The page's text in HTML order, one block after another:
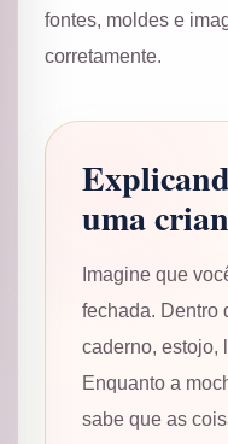
fontes, moldes e
corretamente.
uma
Imagine que
fechada. Dentro
caderno, estojo,
Enquanto a
sabe que as